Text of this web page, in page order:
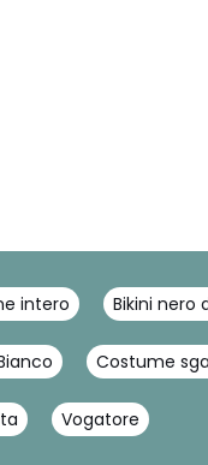
intero Bikini nero
Costume
Vogatore